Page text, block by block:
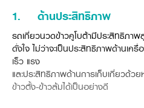
1. ด้านประสิทธิภาพ
รถเกี่ยวนวดข้าวคูโบต้ามีประสิทธิภาพ
ดั่งใจ ไม่ว่าจะเป็นประสิทธิภาพด้านเ
เร็ว แรง
และประสิทธิภาพด้านการเก็บเกี่ยวด้ว
ข้าวตั้ง-ข้าวล้มได้เป็นอย่างดี